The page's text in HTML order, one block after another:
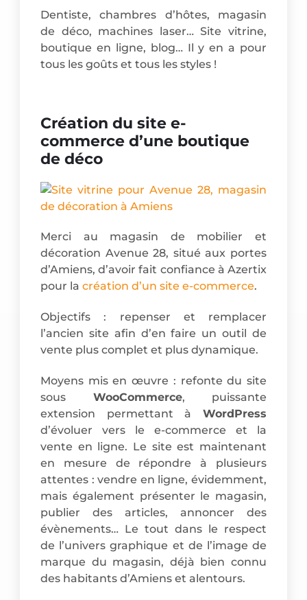
Dentiste, chambres d’hôtes, magasin
de déco, machines laser… Site vitrine,
boutique en ligne, blog… Il y en a pour
tous les goûts et tous les styles !
Création du site e-
commerce d’une boutique
de déco
Merci au magasin de mobilier et
décoration Avenue 28, situé aux portes
d’Amiens, d’avoir fait confiance à Azertix
pour lacréation d’un site e-commerce.
Objectifs : repenser et remplacer
l’ancien site afin d’en faire un outil de
vente plus complet et plus dynamique.
Moyens mis en œuvre : refonte du site
sous WooCommerce, puissante
extension permettant à WordPress
d’évoluer vers le e-commerce et la
vente en ligne. Le site est maintenant
en mesure de répondre à plusieurs
attentes : vendre en ligne, évidemment,
mais également présenter le magasin,
publier des articles, annoncer des
évènements… Le tout dans le respect
de l’univers graphique et de l’image de
marque du magasin, déjà bien connu
des habitants d’Amiens et alentours.